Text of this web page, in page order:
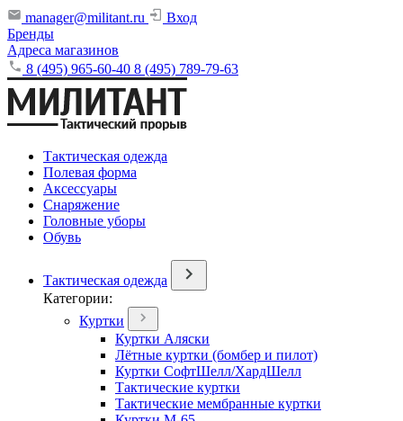
manager@militant.ru
Вход
Бренды
Адреса магазинов
8 (495) 965-60-40 8 (495) 789-79-63
Тактическая одежда
Полевая форма
Аксессуары
Снаряжение
Головные уборы
Обувь
Тактическая одежда
Категории:
Куртки
Куртки Аляски
Лётные куртки (бомбер и пилот)
Куртки СофтШелл/ХардШелл
Тактические куртки
Тактические мембранные куртки